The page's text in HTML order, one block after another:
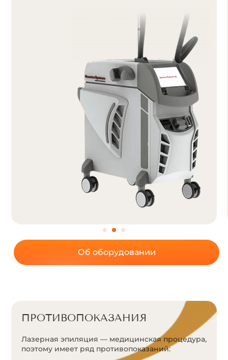
Об оборудовании
ПРОТИВОПОКАЗАНИЯ
Лазерная эпиляция — медицинская процедура,
поэтому имеет ряд противопоказаний: